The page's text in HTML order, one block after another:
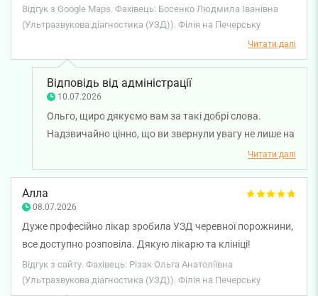
чудовий прийом.
Відгук з Google Maps. Фахівець: Босенко Людмила Іванівна
(Ультразвукова діагностика (УЗД)). Філія на Печерську
Читати далі
Відповідь від адміністрації
10.07.2026
Ольго, щиро дякуємо вам за такі добрі слова.
Надзвичайно цінно, що ви звернули увагу не лише на
діагностики Людмили Босенко, а й на турботу та
привітність нашого адміністратора. Бажаємо вам
міцного здоров'я!
Читати далі
Алла
08.07.2026
Дуже професійно лікар зробила УЗД черевної порожнини,
все доступно розповіла. Дякую лікарю та клініці!
Відгук з сайту. Фахівець: Різак Ольга Анатоліївна
(Ультразвукова діагностика (УЗД)). Філія на Печерську